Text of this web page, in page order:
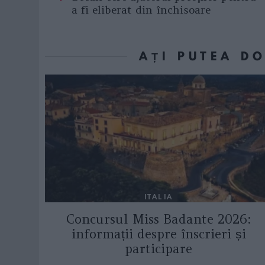
a fi eliberat din închisoare
AȚI PUTEA
ITALIA
Concursul Miss Badante 2026:
informații despre înscrieri și
participare